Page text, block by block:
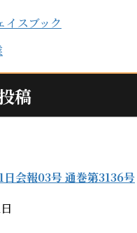
イスブック
稿
会報03号 通巻第3136号